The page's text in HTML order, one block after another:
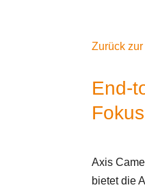
Zurück
End-
Axis
bietet die